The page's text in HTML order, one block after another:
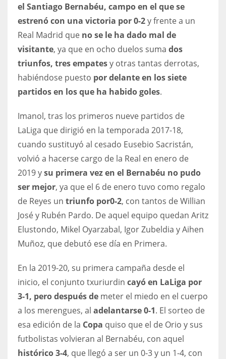
DEN
24
PIT
20
NE
16
OAK
19
NYG
24
MIA
22
WSH
26
el Santiago Bernabéu, campo en el que se
estrenó con una victoria por 0-2y frente a un
Real Madrid que no se le ha dado mal de
visitante, ya que en ocho duelos suma dos
triunfos, tres empatesy otras tantas derrotas,
habiéndose puesto por delante en los siete
partidos en los que ha habido goles.
Imanol, tras los primeros nueve partidos de
LaLiga que dirigió en la temporada 2017-18,
cuando sustituyó al cesado Eusebio Sacristán,
volvió a hacerse cargo de la Real en enero de
2019 ysu primera vez en el Bernabéu no pudo
ser mejor, ya que el 6 de enero tuvo como regalo
de Reyes un triunfo por0-2, con tantos de Willian
José y Rubén Pardo. De aquel equipo quedan Aritz
Elustondo, Mikel Oyarzabal, Igor Zubeldia y Aihen
Muñoz, que debutó ese día en Primera.
En la 2019-20, su primera campaña desde el
inicio, el conjunto txuriurdin cayó en LaLiga por
3-1, pero después de meter el miedo en el cuerpo
a los merengues, al adelantarse 0-1. El sorteo de
esa edición de la Copa quiso que el de Orio y sus
futbolistas volvieran al Bernabéu, con aquel
histórico 3-4, que llegó a ser un 0-3 y un 1-4, con